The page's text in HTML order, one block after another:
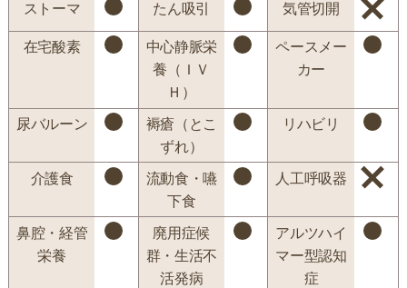
ストーマ たん吸引 気管切開
在宅酸素
中心静脈栄
養（ＩＶ
Ｈ）
ペースメー
カー
尿バルーン
褥瘡（とこ
ずれ）
リハビリ
介護食
流動食・嚥
下食
人工呼吸器
鼻腔・経管
栄養
廃用症候
群・生活不
活発病
アルツハイ
マー型認知
症